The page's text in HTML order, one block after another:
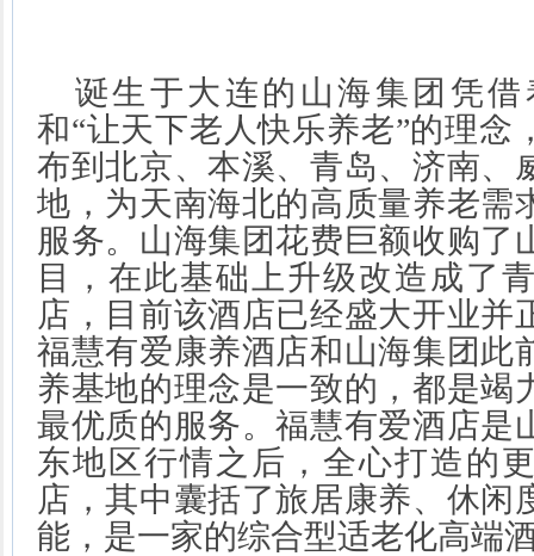
诞生于大连的山海集团凭
和“让天下老人快乐养老”的理念
布到北京、本溪、青岛、济南、
地，为天南海北的高质量养老需
服务。山海集团花费巨额收购了
目，在此基础上升级改造成了
店，目前该酒店已经盛大开业并
福慧有爱康养酒店和山海集团此
养基地的理念是一致的，都是竭
最优质的服务。福慧有爱酒店是
东地区行情之后，全心打造的
店，其中囊括了旅居康养、休闲
能，是一家的综合型适老化高端